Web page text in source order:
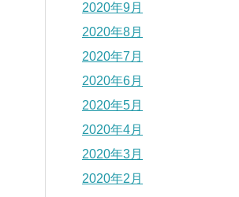
2020年9月
2020年8月
2020年7月
2020年6月
2020年5月
2020年4月
2020年3月
2020年2月